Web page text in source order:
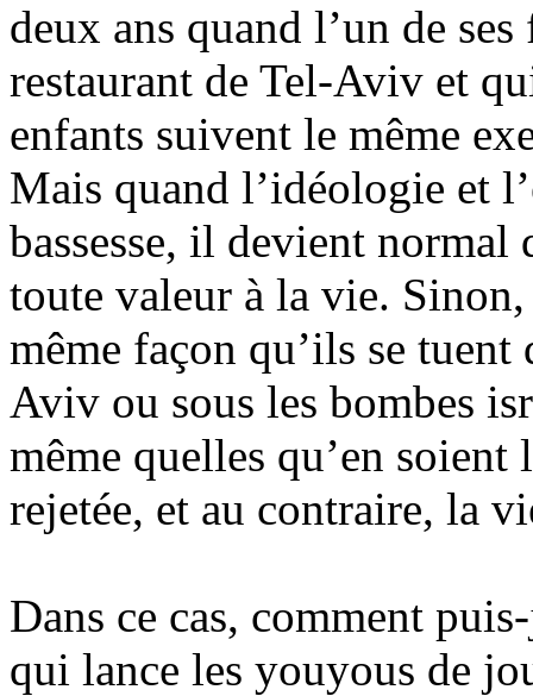
deux ans quand l’un de
restaurant de Tel-Aviv et
enfants suivent le même
Mais quand l’idéologie et
bassesse, il devient normal
toute valeur à la vie.
même façon qu’ils se
Aviv ou sous les bombes
même quelles qu’en soient
rejetée, et au contraire, la
Dans ce cas, comment
qui lance les youyous de